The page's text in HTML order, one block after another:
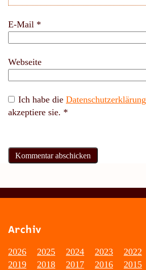
E-Mail *
Webseite
Ich habe die Datenschutzerklärung
akzeptiere sie. *
Archiv
2026 2025 2024 2023 2022
2019
2018 2017 2016 2015